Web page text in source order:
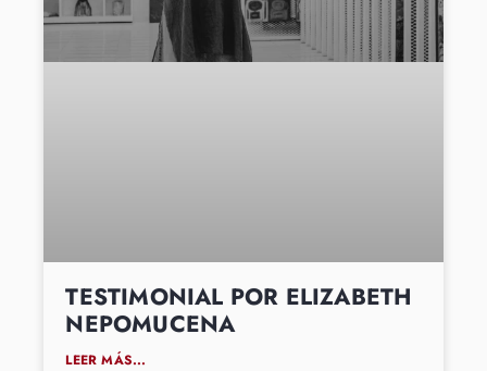
TESTIMONIAL POR ELIZABETH
NEPOMUCENA
LEER MÁS...